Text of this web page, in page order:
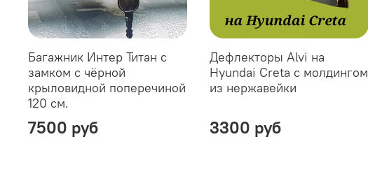
Багажник Интер Титан с
замком с чёрной
крыловидной поперечиной
120 см.
7500 руб
Дефлекторы Alvi на
Hyundai Creta с молдингом
из нержавейки
3300 руб